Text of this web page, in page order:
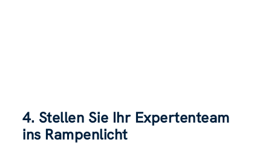
4. Stellen Sie Ihr Expertenteam
ins Rampenlicht